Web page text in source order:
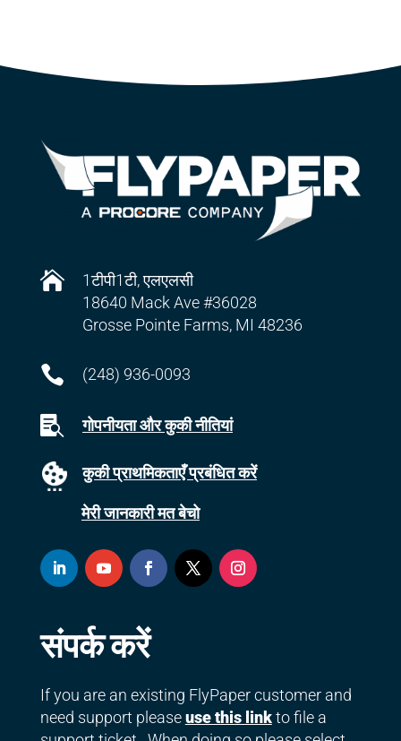

1टीपी1टी, एलएलसी
18640 Mack Ave #36028
Grosse Pointe Farms, MI 48236
 (248) 936-0093
 गोपनीयता और कुकी नीतियां
कुकी प्राथमिकताएँ प्रबंधित करें
मेरी जानकारी मत बेचो
संपर्क करें
If you are an existing FlyPaper customer and
need support pleaseuse this linkto file a